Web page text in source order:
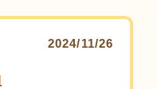
2024/11/26